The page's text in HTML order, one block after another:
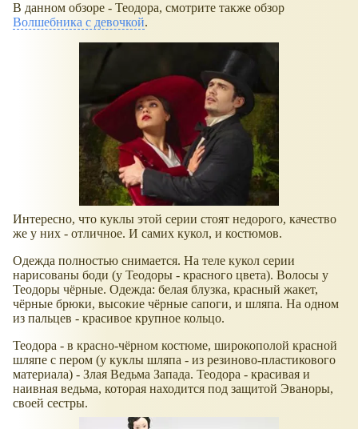
В данном обзоре - Теодора, смотрите также обзор
Волшебника с девочкой.
Интересно, что куклы этой серии стоят недорого, качество
же у них - отличное. И самих кукол, и костюмов.
Одежда полностью снимается. На теле кукол серии
нарисованы боди (у Теодоры - красного цвета). Волосы у
Теодоры чёрные. Одежда: белая блузка, красный жакет,
чёрные брюки, высокие чёрные сапоги, и шляпа. На одном
из пальцев - красивое крупное кольцо.
Теодора - в красно-чёрном костюме, широкополой красной
шляпе с пером (у куклы шляпа - из резиново-пластикового
материала) - Злая Ведьма Запада. Теодора - красивая и
наивная ведьма, которая находится под защитой Эваноры,
своей сестры.